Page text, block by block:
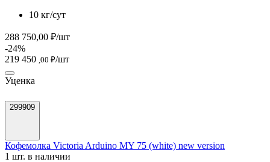
10 кг/сут
288 750,00 ₽/шт
-24%
219 450 ,00 ₽/шт
Уценка
299909
Кофемолка Victoria Arduino MY 75 (white) new version
1 шт. в наличии